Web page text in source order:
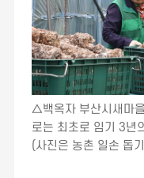
△백옥자 부산시새마
로는 최초로 임기 3년
(사진은 농촌 일손 돕